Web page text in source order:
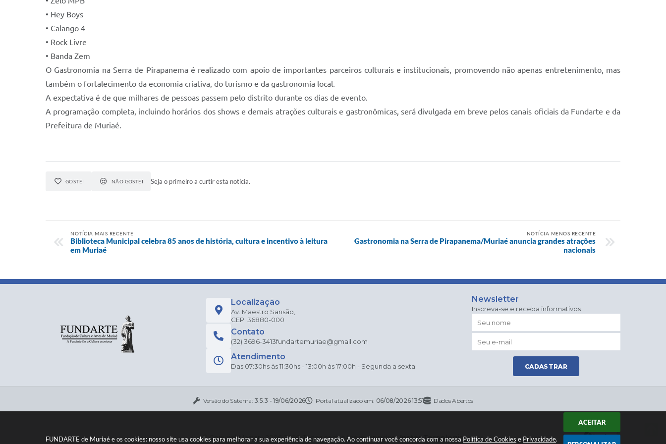
FUNDARTE de Muriaé e os cookies: nosso site usa cookies para melhorar a sua experiência de navegação. Ao continuar você concorda com a nossa Política de Cookies e Privacidade.
ACEITAR
• Hey Boys
• Calango 4
• Rock Livre
• Banda Zem
O Gastronomia na Serra de Pirapanema é realizado com apoio de importantes parceiros culturais e institucionais, promovendo não apenas entretenimento, mas
também o fortalecimento da economia criativa, do turismo e da gastronomia local.
A expectativa é de que milhares de pessoas passem pelo distrito durante os dias de evento.
A programação completa, incluindo horários dos shows e demais atrações culturais e gastronômicas, será divulgada em breve pelos canais oficiais da Fundarte e da
Prefeitura de Muriaé.
GOSTEI NÃO GOSTEI Seja o primeiro a curtir esta notícia.
NOTÍCIA MAIS RECENTE
Biblioteca Municipal celebra 85 anos de história, cultura e incentivo à leitura
em Muriaé
NOTÍCIA MENOS RECENTE
Gastronomia na Serra de Pirapanema/Muriaé anuncia grandes atrações
nacionais
Localização
Av. Maestro Sansão,
CEP: 36880-000
Contato
(32) 3696-3413fundartemuriae@gmail.com
Atendimento
Das 07:30hs às 11:30hs - 13:00h às 17:00h - Segunda a sexta
Newsletter
Inscreva-se e receba informativos
CADASTRAR
Versão do Sistema: 3.5.3 - 19/06/2026 Portal atualizado em: 06/08/2026 13:51 Dados Abertos
© Copyright Instar - 2006-2026. Todos os direitos reservados -Instar Tecnologia